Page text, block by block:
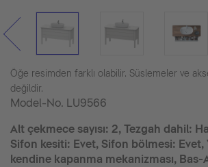
Öğe resimden farklı olabilir. Süslemeler ve
değildir.
Model-No. LU9566
Alt çekmece sayısı: 2, Tezgah dahil:
Sifon kesiti: Evet, Sifon bölmesi: Evet,
kendine kapanma mekanizması,